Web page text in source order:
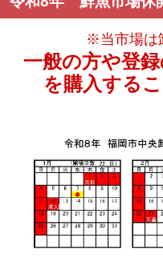
※当市場は
一般の方や登
を購入する